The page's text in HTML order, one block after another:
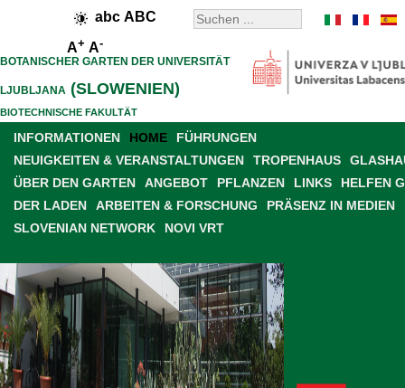
abc ABC
A+ A-
BOTANISCHER GARTEN DER UNIVERSITÄT
LJUBLJANA (SLOWENIEN)
BIOTECHNISCHE FAKULTÄT
INFORMATIONEN HOME
FÜHRUNGEN
NEUIGKEITEN & VERANSTALTUNGEN
TROPENHAUS
ÜBER DEN GARTEN
ANGEBOT PFLANZEN LINKS
HELFEN
DER LADEN
ARBEITEN & FORSCHUNG
PRÄSENZ IN MEDIEN
SLOVENIAN NETWORK
NOVI VRT